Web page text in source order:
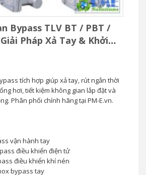
Bypass TLV BT / PBT /
Pháp Xả Tay & Khởi
Thống Hơi
tích hợp giúp xả tay, rút ngắn thời
hơi, tiết kiệm không gian lắp đặt và
Phân phối chính hãng tại PM-E.vn.
vận hành tay
điều khiển điện tử
điều khiển khí nén
bypass tay